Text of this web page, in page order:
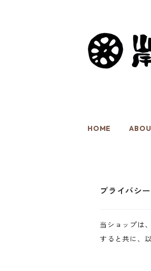
HOME
プライバシ
当ショップは
すると共に、